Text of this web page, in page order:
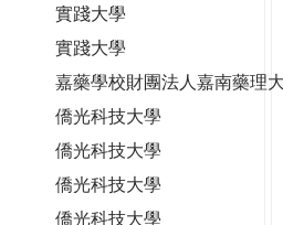
實踐大學
實踐大學
嘉藥學校財團法人嘉南藥理
僑光科技大學
僑光科技大學
僑光科技大學
僑光科技大學